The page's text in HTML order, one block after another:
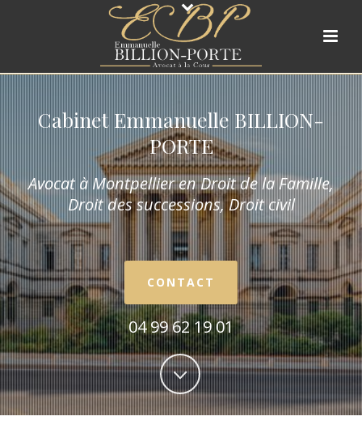
Cabinet Emmanuelle BILLION-
PORTE
Avocat à Montpellier en Droit de la Famille,
Droit des successions, Droit civil
CONTACT
04 99 62 19 01